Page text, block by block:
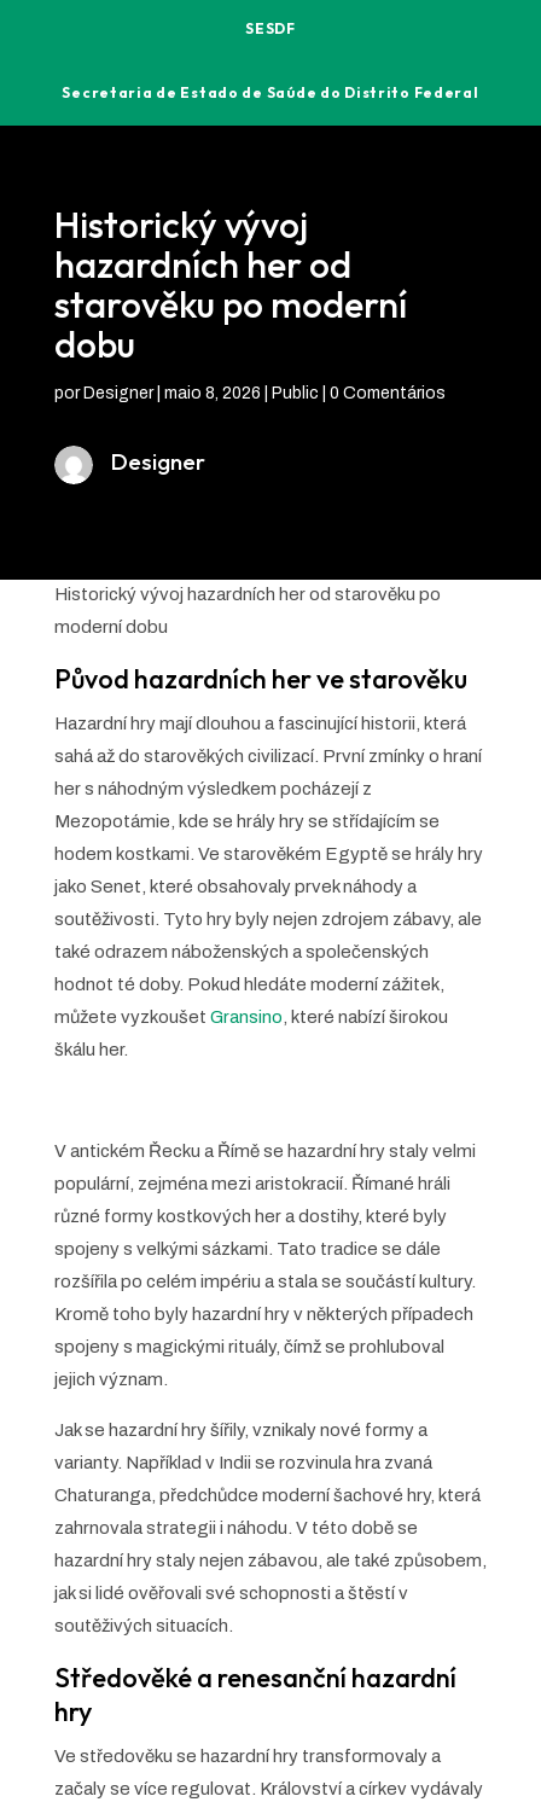
SESDF
Secretaria de Estado de Saúde do Distrito Federal
Historický vývoj
hazardních her od
starověku po moderní
dobu
por Designer| maio 8, 2026 Public 0 Comentários
Designer
Historický vývoj hazardních her od starověku po
moderní dobu
Původ hazardních her ve starověku
Hazardní hry mají dlouhou a fascinující historii, která
sahá až do starověkých civilizací. První zmínky o hraní
her s náhodným výsledkem pocházejí z
Mezopotámie, kde se hrály hry se střídajícím se
hodem kostkami. Ve starověkém Egyptě se hrály hry
jako Senet, které obsahovaly prvek náhody a
soutěživosti. Tyto hry byly nejen zdrojem zábavy, ale
také odrazem náboženských a společenských
hodnot té doby. Pokud hledáte moderní zážitek,
můžete vyzkoušet Gransino , které nabízí širokou
škálu her.
V antickém Řecku a Římě se hazardní hry staly velmi
populární, zejména mezi aristokracií. Římané hráli
různé formy kostkových her a dostihy, které byly
spojeny s velkými sázkami. Tato tradice se dále
rozšířila po celém impériu a stala se součástí kultury.
Kromě toho byly hazardní hry v některých případech
spojeny s magickými rituály, čímž se prohluboval
jejich význam.
Jak se hazardní hry šířily, vznikaly nové formy a
varianty. Například v Indii se rozvinula hra zvaná
Chaturanga, předchůdce moderní šachové hry, která
zahrnovala strategii i náhodu. V této době se
hazardní hry staly nejen zábavou, ale také způsobem,
jak si lidé ověřovali své schopnosti a štěstí v
soutěživých situacích.
Středověké a renesanční hazardní
hry
Ve středověku se hazardní hry transformovaly a
začaly se více regulovat. Království a církev vydávaly